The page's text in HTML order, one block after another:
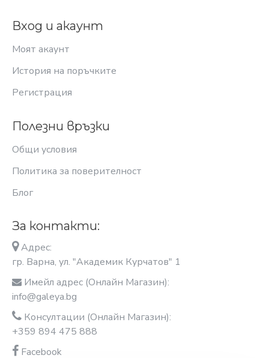
Вход и акаунт
Моят акаунт
История на поръчките
Регистрация
Полезни връзки
Общи условия
Политика за поверителност
Блог
За контакти:
Адрес:
гр. Варна, ул. "Академик Курчатов" 1
Имейл адрес (Онлайн Магазин):
info@galeya.bg
Консултации (Онлайн Магазин):
+359 894 475 888
Facebook